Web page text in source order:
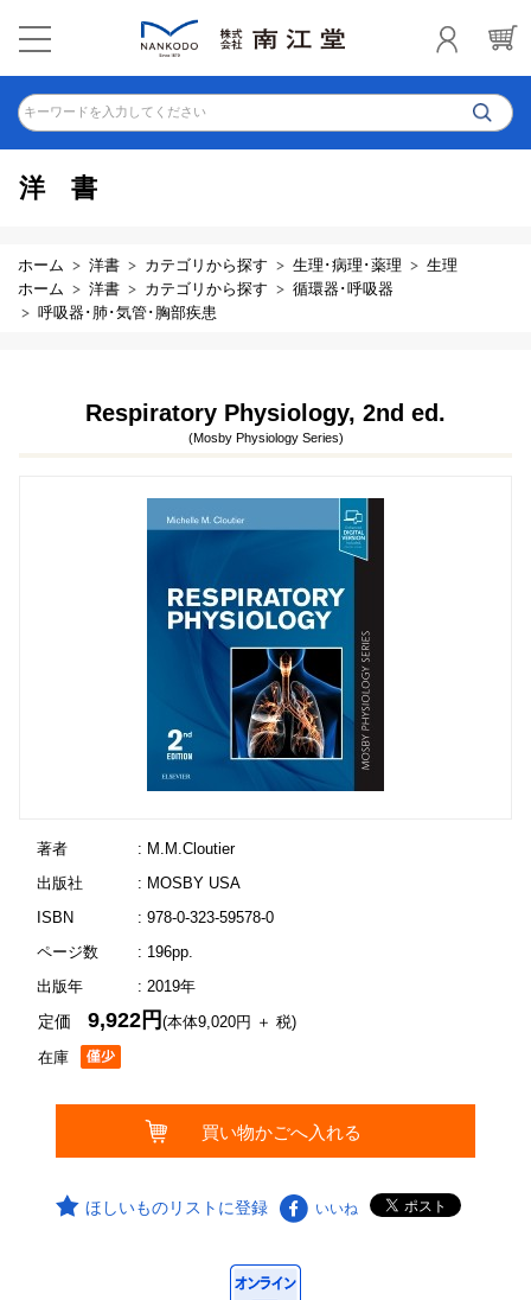
キーワードを入力してください
洋書
ホーム 洋書 カテゴリから探す 生理･病理･薬理
生理
ホーム
洋書 カテゴリから探す
循環器･呼吸器
呼吸器･肺･気管･胸部疾患
Respiratory Physiology, 2nd ed.
(Mosby Physiology Series)
著者
: M.M.Cloutier
出版社
: MOSBY USA
ISBN
: 978-0-323-59578-0
ページ数
: 196pp.
出版年
: 2019年
在庫
定価9,922円(本体9,020円 ＋ 税)
ほしいものリストに登録 いいね